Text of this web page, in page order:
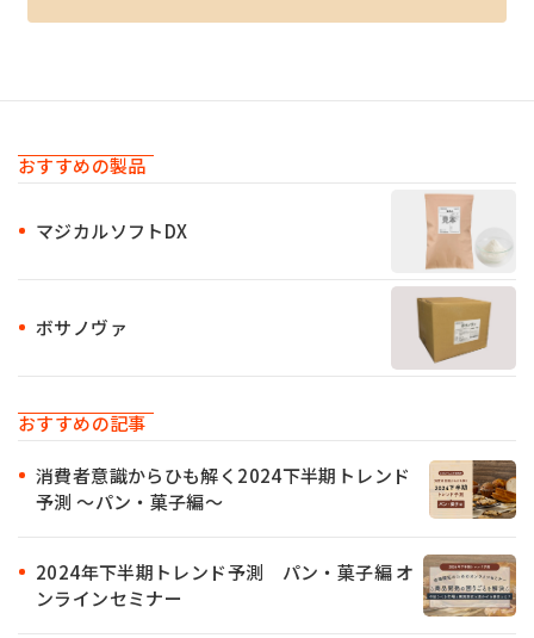
おすすめの製品
マジカルソフトDX
ボサノヴァ
おすすめの記事
消費者意識からひも解く2024下半期トレンド
予測 ～パン・菓子編～
2024年下半期トレンド予測 パン・菓子編 オ
ンラインセミナー